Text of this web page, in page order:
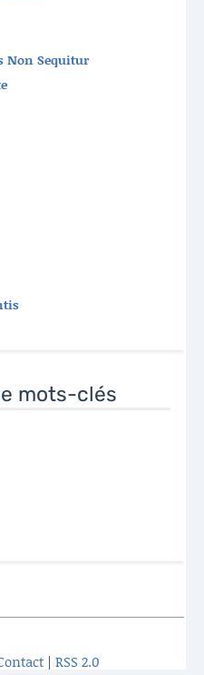
Non Sequitur
mots-clés
| RSS 2.0